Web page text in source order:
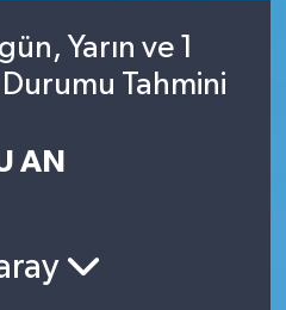
Yarın ve 1
Tahmini
AN
ve Fikstür